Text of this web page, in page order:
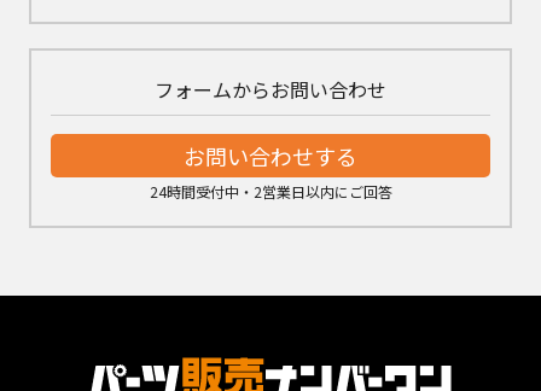
フォームからお問い合わせ
お問い合わせする
24時間受付中・2営業日以内にご回答